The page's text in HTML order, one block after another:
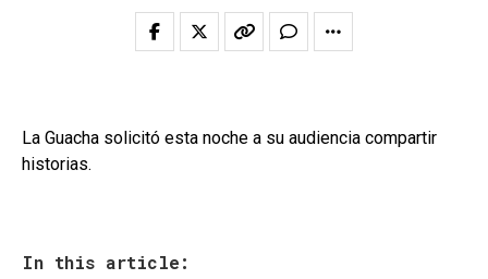
La Guacha solicitó esta noche a su audiencia compartir
historias.
In this article: